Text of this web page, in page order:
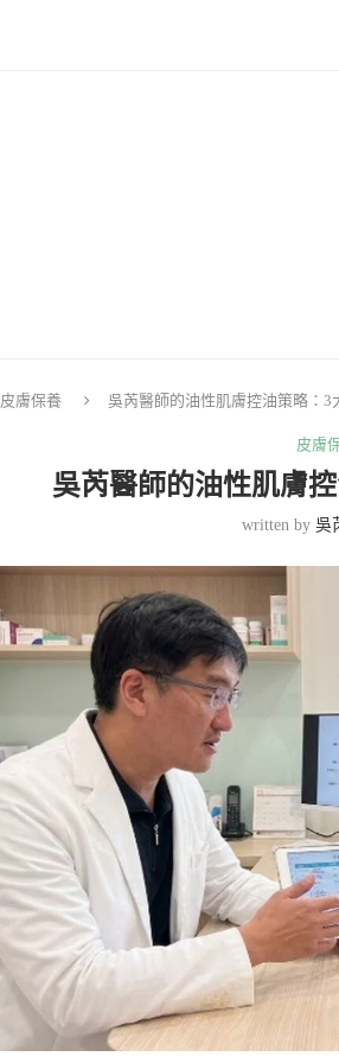
皮膚保養 吳芮醫師的油性肌膚控油策略：3
皮膚
吳芮醫師的油性肌膚
written by吳